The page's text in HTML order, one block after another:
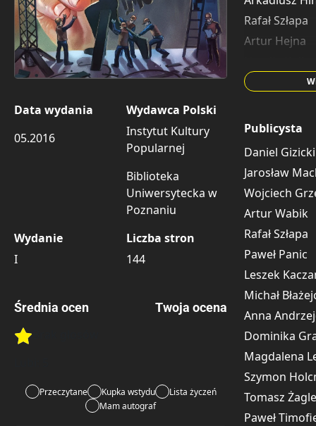
Data wydania
05.2016
Wydawca Polski
Instytut Kultury
Popularnej
Biblioteka
Uniwersytecka w
Poznaniu
Wydanie
I
Liczba stron
144
Średnia ocen
Rate this item: Submit
Twoja ocena
Przeczytane Kupka wstydu
Lista życzeń
Mam autograf
Rafał Szłapa
Artur Hejna
Beata
Magdalena
Publicysta
Daniel Gizicki
Jarosław
Wojciech
Artur Wabik
Rafał Szłapa
Paweł Panic
Leszek
Michał
Anna
Dominika
Magdalena
Szymon
Tomasz
Paweł